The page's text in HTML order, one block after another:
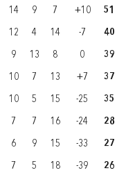
14 9 7 +10 51
12 4 14 -7 40
9 13 8 0 39
10 7 13 +7 37
10 5 15 -25 35
7 7 16 -24 28
6 9 15 -33 27
7 5 18 -39 26